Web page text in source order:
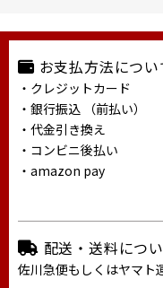
お支払方法につい
・クレジットカード
・銀行振込 （前払い）
・代金引き換え
・コンビニ後払い
・amazon pay
配送・送料につ
佐川急便もしくはヤマト